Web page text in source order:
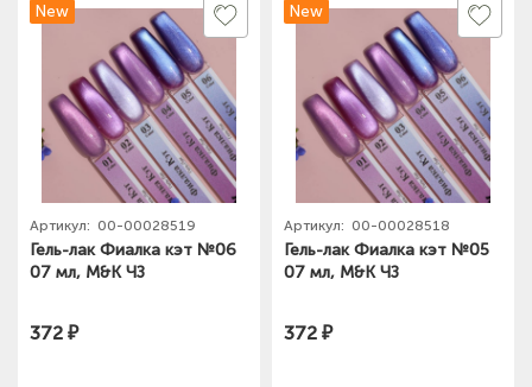
New
Артикул: 00-00028519
Гель-лак Фиалка кэт №06
07 мл, M&K ЧЗ
372 ₽
New
Артикул: 00-00028518
Гель-лак Фиалка кэт №05
07 мл, M&K ЧЗ
372 ₽